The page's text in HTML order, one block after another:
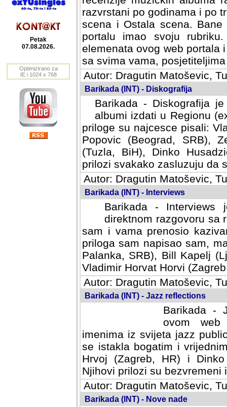
Petak
07.08.2026.
Optimizirano za
IE i 1024 x 768
razvrstani po godinama i po
scena i Ostala scena.
portalu imao svoju
elemenata ovog web portala
sa svima vama,
Autor: Dragutin Matoševic,
Barikada (INT) - Diskografija
Barikada - Diskografija
albumi izdati u Regionu
priloge su najcesce pisali:
Popovic (Beograd, SRB),
(Tuzla, BiH), Dinko
prilozi svakako zasluzuju da
Autor: Dragutin Matoševic,
Barikada (INT) - Interviews
Barikada -
direktnom razgovoru sa
sam i vama prenosio
priloga sam napisao sam,
Palanka, SRB), Bill Kapelj
Vladimir Horvat Horvi
Autor: Dragutin Matoševic,
Barikada (INT) - Jazz reflections
Barikada -
ovom web
imenima iz svijeta jazz
se istakla bogatim i
Hrvoj (Zagreb, HR) i
Njihovi prilozi su bezvremeni
Autor: Dragutin Matoševic,
Barikada (INT) - Nove nade